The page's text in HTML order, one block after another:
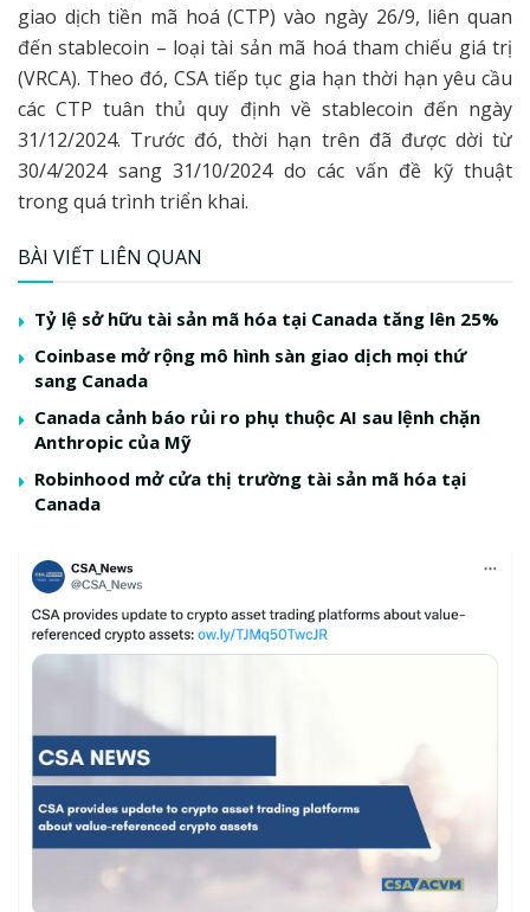
giao dịch tiền mã hoá (CTP) vào ngày 26/9, liên quan
đến stablecoin – loại tài sản mã hoá tham chiếu giá trị
(VRCA). Theo đó, CSA tiếp tục gia hạn thời hạn yêu cầu
các CTP tuân thủ quy định về stablecoin đến ngày
31/12/2024. Trước đó, thời hạn trên đã được dời từ
30/4/2024 sang 31/10/2024 do các vấn đề kỹ thuật
trong quá trình triển khai.
BÀI VIẾT LIÊN QUAN
Tỷ lệ sở hữu tài sản mã hóa tại Canada tăng lên 25%
Coinbase mở rộng mô hình sàn giao dịch mọi thứ
sang Canada
Canada cảnh báo rủi ro phụ thuộc AI sau lệnh chặn
Anthropic của Mỹ
Robinhood mở cửa thị trường tài sản mã hóa tại
Canada